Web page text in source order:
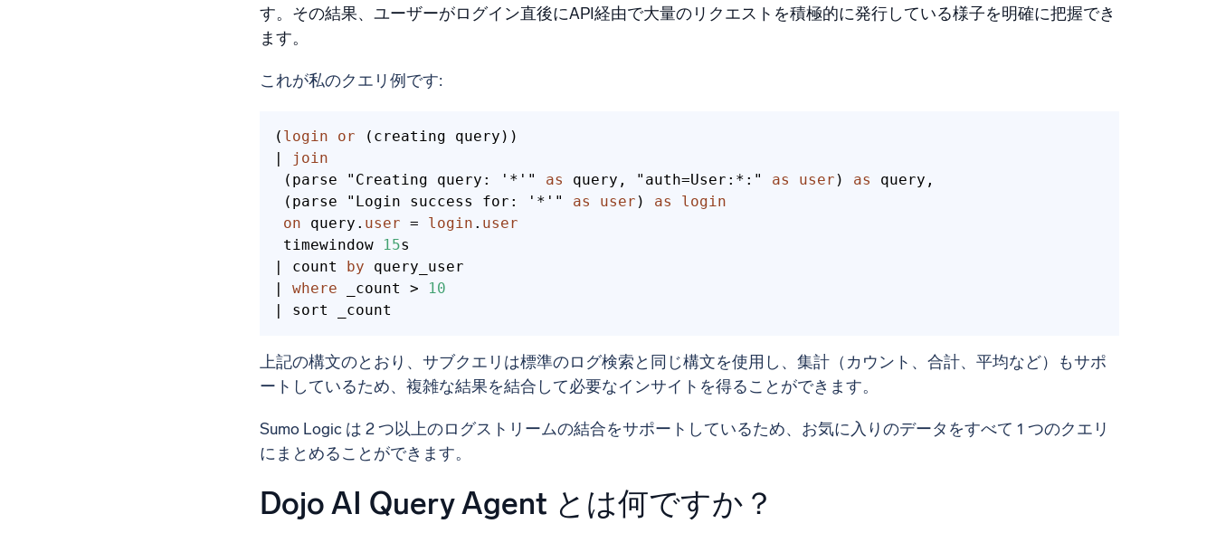
す。その結果、ユーザーがログイン直後にAPI経由で大量のリクエストを積極的に発行している様子を明確に把握でき
ます。
これが私のクエリ例です:
( login or (creating query))
|
join
(parse "Creating query: '*'" as query, "auth=User:*:" as user ) as query,
(parse "Login success for: '*'" as user ) as
login
on query. user = login . user
timewindow
15s
| count by query_user
| where _count >
10
| sort _count
上記の構文のとおり、サブクエリは標準のログ検索と同じ構文を使用し、集計（カウント、合計、平均など）もサポ
ートしているため、複雑な結果を結合して必要なインサイトを得ることができます。
Sumo Logic は 2 つ以上のログストリームの結合をサポートしているため、お気に入りのデータをすべて 1 つのクエリ
にまとめることができます。
Dojo AI Query Agent とは何ですか？